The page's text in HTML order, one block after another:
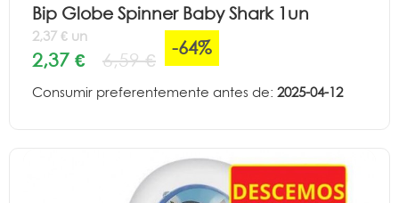
Bip Globe Spinner Baby Shark 1un
2,37 € un
2,37 € 6,59 €
-64%
Consumir preferentemente antes de: 2025-04-12